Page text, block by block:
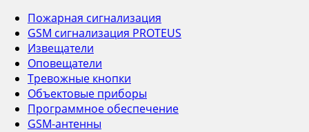
Пожарная сигнализация
GSM сигнализация PROTEUS
Извещатели
Оповещатели
Тревожные кнопки
Объектовые приборы
Программное обеспечение
GSM-антенны